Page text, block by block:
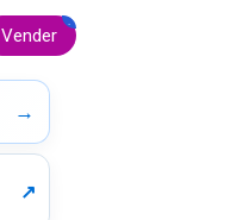
.
Vender
→
↗